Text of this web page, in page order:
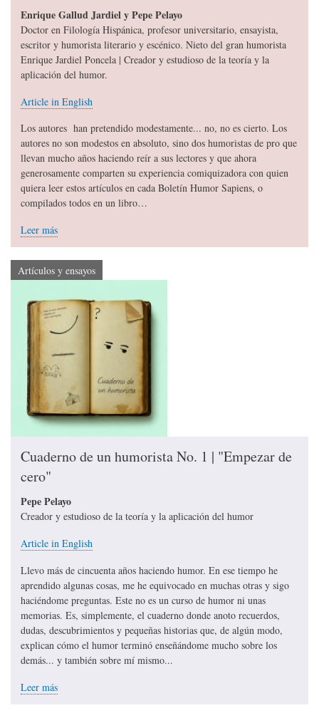
Enrique Gallud Jardiel y Pepe Pelayo
Doctor en Filología Hispánica, profesor universitario, ensayista,
escritor y humorista literario y escénico. Nieto del gran humorista
Enrique Jardiel Poncela | Creador y estudioso de la teoría y la
aplicación del humor.
Article in English
Los autores han pretendido modestamente... no, no es cierto. Los
autores no son modestos en absoluto, sino dos humoristas de pro que
llevan mucho años haciendo reír a sus lectores y que ahora
generosamente comparten su experiencia comiquizadora con quien
quiera leer estos artículos en cada Boletín Humor Sapiens, o
compilados todos en un libro…
Leer más
Artículos y ensayos
Cuaderno de un humorista No. 1 | "Empezar de
cero"
Pepe Pelayo
Creador y estudioso de la teoría y la aplicación del humor
Article in English
Llevo más de cincuenta años haciendo humor. En ese tiempo he
aprendido algunas cosas, me he equivocado en muchas otras y sigo
haciéndome preguntas. Este no es un curso de humor ni unas
memorias. Es, simplemente, el cuaderno donde anoto recuerdos,
dudas, descubrimientos y pequeñas historias que, de algún modo,
explican cómo el humor terminó enseñándome mucho sobre los
demás... y también sobre mí mismo...
Leer más